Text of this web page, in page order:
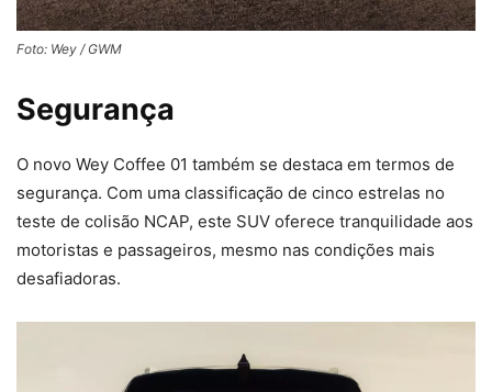
Foto: Wey / GWM
Segurança
O novo Wey Coffee 01 também se destaca em termos de
segurança. Com uma classificação de cinco estrelas no
teste de colisão NCAP, este SUV oferece tranquilidade aos
motoristas e passageiros, mesmo nas condições mais
desafiadoras.